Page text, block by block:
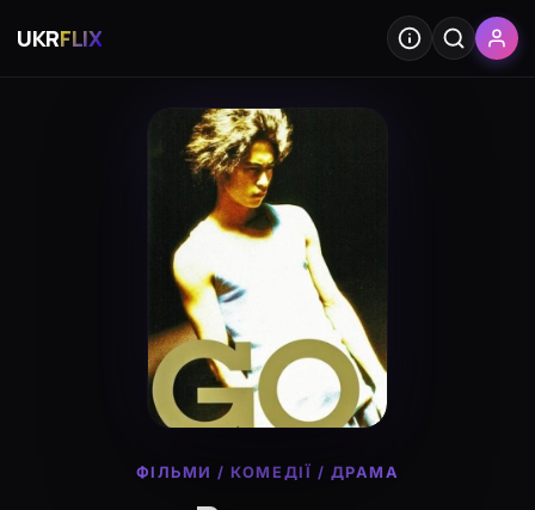
UKRFLIX
ФІЛЬМИ /КОМЕДІЇ / ДРАМА